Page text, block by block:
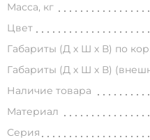
Масса, кг
Цвет
Габариты (Д х Ш х В) по
Габариты (Д х Ш х В)
Наличие товара
Материал
Серия